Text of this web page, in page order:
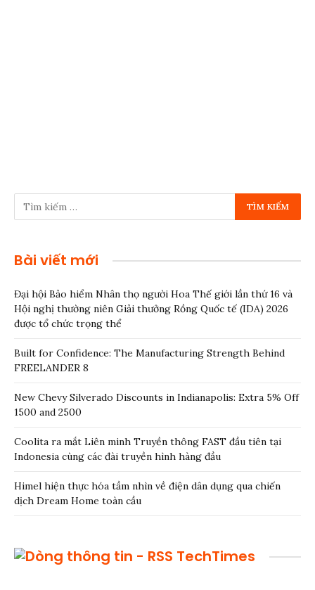
Bài viết mới
Đại hội Bảo hiểm Nhân thọ người Hoa Thế giới lần thứ 16 và
Hội nghị thường niên Giải thưởng Rồng Quốc tế (IDA) 2026
được tổ chức trọng thể
Built for Confidence: The Manufacturing Strength Behind
FREELANDER 8
New Chevy Silverado Discounts in Indianapolis: Extra 5% Off
1500 and 2500
Coolita ra mắt Liên minh Truyền thông FAST đầu tiên tại
Indonesia cùng các đài truyền hình hàng đầu
Himel hiện thực hóa tầm nhìn về điện dân dụng qua chiến
dịch Dream Home toàn cầu
TechTimes